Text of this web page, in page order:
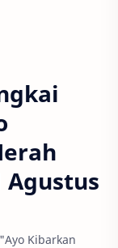
Agustus
Kibarkan